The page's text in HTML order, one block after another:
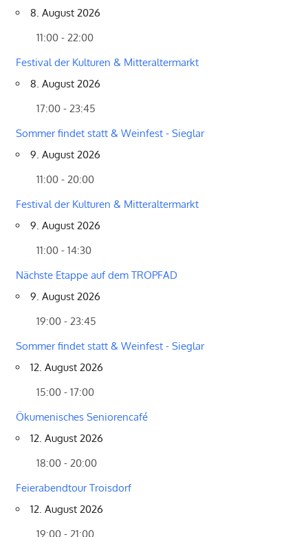
8. August 2026
11:00 - 22:00
Festival der Kulturen & Mitteraltermarkt
8. August 2026
17:00 - 23:45
Sommer findet statt & Weinfest - Sieglar
9. August 2026
11:00 - 20:00
Festival der Kulturen & Mitteraltermarkt
9. August 2026
11:00 - 14:30
Nächste Etappe auf dem TROPFAD
9. August 2026
19:00 - 23:45
Sommer findet statt & Weinfest - Sieglar
12. August 2026
15:00 - 17:00
Ökumenisches Seniorencafé
12. August 2026
18:00 - 20:00
Feierabendtour Troisdorf
12. August 2026
19:00 - 21:00